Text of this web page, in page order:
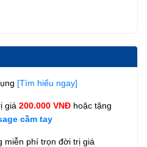
[Tìm hiểu ngay]
giá 200.000 VNĐ hoặc tặng
cầm tay
miễn phí trọn đời trị giá